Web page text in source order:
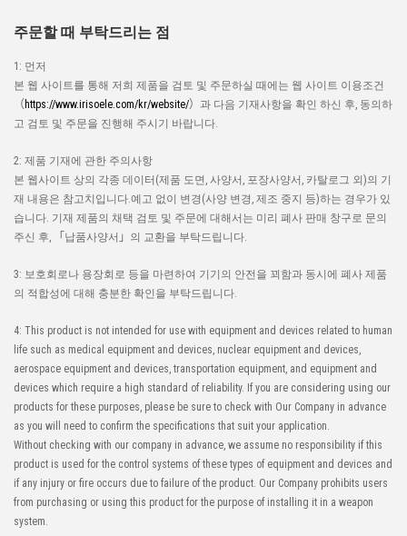
고속 신호 대응
IMSA-11607S-60Y901
Web 구입 가능
IMSA-11607S-50Y901
고속 신호 대응 고온 적합 로봇 조립 적합 커
Web 구입 가능
주문할 때 부탁드리는 점
1: 먼저
본 웹 사이트를 통해 저희 제품을 검토 및 주문하실 때에는 웹 사이트 이용조건
（ https://www.irisoele.com/kr/website/）과 다음 기재사항을 확인 하신 후, 동의하
고 검토 및 주문을 진행해 주시기 바랍니다.
2: 제품 기재에 관한 주의사항
본 웹사이트 상의 각종 데이터(제품 도면, 사양서, 포장사양서, 카탈로그 외)의 기
재 내용은 참고치입니다.예고 없이 변경(사양 변경, 제조 중지 등)하는 경우가 있
습니다. 기재 제품의 채택 검토 및 주문에 대해서는 미리 폐사 판매 창구로 문의
주신 후, 「납품사양서」의 교환을 부탁드립니다.
3: 보호회로나 용장회로 등을 마련하여 기기의 안전을 꾀함과 동시에 폐사 제품
의 적합성에 대해 충분한 확인을 부탁드립니다.
4: This product is not intended for use with equipment and devices related to human
life such as medical equipment and devices, nuclear equipment and devices,
aerospace equipment and devices, transportation equipment, and equipment and
devices which require a high standard of reliability. If you are considering using our
products for these purposes, please be sure to check with Our Company in advance
as you will need to confirm the specifications that suit your application.
Without checking with our company in advance, we assume no responsibility if this
product is used for the control systems of these types of equipment and devices and
if any injury or fire occurs due to failure of the product. Our Company prohibits users
from purchasing or using this product for the purpose of installing it in a weapon
system.